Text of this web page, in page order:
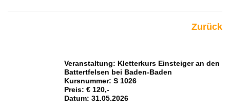
Zurück
Veranstaltung: Kletterkurs Einsteiger an den
Battertfelsen bei Baden-Baden
Kursnummer: S 1026
Preis: € 120,-
Datum: 31.05.2026